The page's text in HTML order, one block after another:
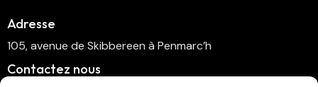
Adresse
105, avenue de Skibbereen à Penmarc’h
Contactez nous